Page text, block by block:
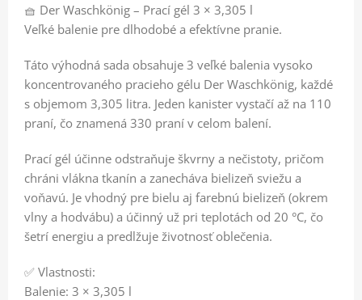
🧺 Der Waschkönig – Prací gél 3 × 3,305 l
Veľké balenie pre dlhodobé a efektívne pranie.
Táto výhodná sada obsahuje 3 veľké balenia vysoko
koncentrovaného pracieho gélu Der Waschkönig, každé
s objemom 3,305 litra. Jeden kanister vystačí až na 110
praní, čo znamená 330 praní v celom balení.
Prací gél účinne odstraňuje škvrny a nečistoty, pričom
chráni vlákna tkanín a zanecháva bielizeň sviežu a
voňavú. Je vhodný pre bielu aj farebnú bielizeň (okrem
vlny a hodvábu) a účinný už pri teplotách od 20 °C, čo
šetrí energiu a predlžuje životnosť oblečenia.
✅ Vlastnosti:
Balenie: 3 × 3,305 l